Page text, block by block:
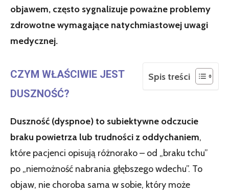
objawem, często sygnalizuje poważne problemy
zdrowotne wymagające natychmiastowej uwagi
medycznej.
Spis treści
CZYM WŁAŚCIWIE JEST
DUSZNOŚĆ?
Duszność (dyspnoe) to subiektywne odczucie
braku powietrza lub trudności z oddychaniem,
które pacjenci opisują różnorako – od „braku tchu”
po „niemożność nabrania głębszego wdechu”. To
objaw, nie choroba sama w sobie, który może